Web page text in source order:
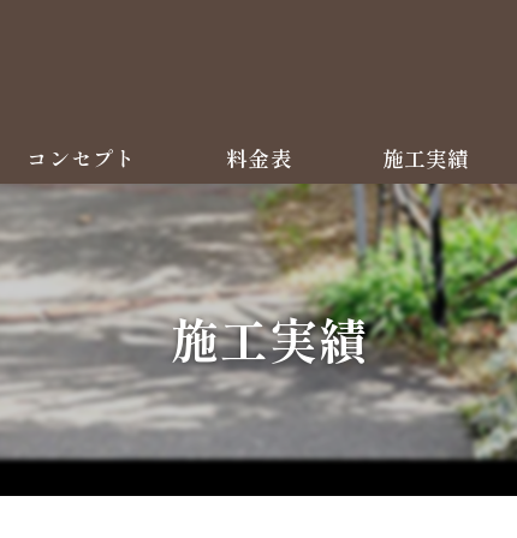
コンセプト
よくある質問
料金表 施工実績
施工実績